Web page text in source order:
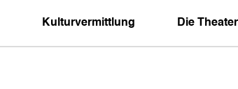
Kulturvermittlung Die Theater